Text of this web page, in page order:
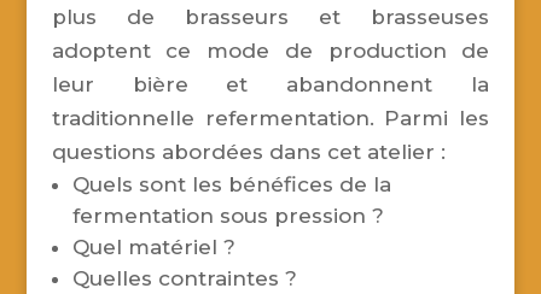
plus de brasseurs et brasseuses
adoptent ce mode de production de
leur bière et abandonnent la
traditionnelle refermentation. Parmi les
questions abordées dans cet atelier :
Quels sont les bénéfices de la
fermentation sous pression ?
Quel matériel ?
Quelles contraintes ?